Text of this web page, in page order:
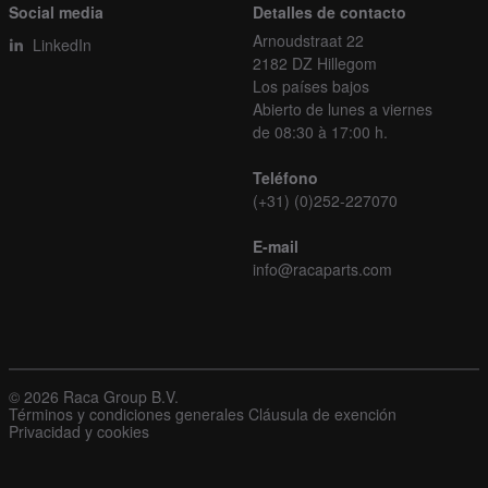
Social media
LinkedIn
Detalles de contacto
Arnoudstraat 22
2182 DZ Hillegom
Los países bajos
Abierto de lunes a viernes
de 08:30 à 17:00 h.
Teléfono
(+31) (0)252-227070
E-mail
info@racaparts.com
© 2026 Raca Group B.V.
Términos y condiciones generales Cláusula de exención
Privacidad y cookies